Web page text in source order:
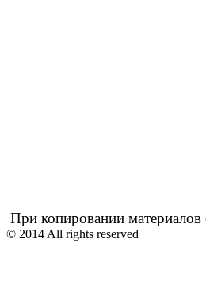
При копировании материалов
© 2014 All rights reserved